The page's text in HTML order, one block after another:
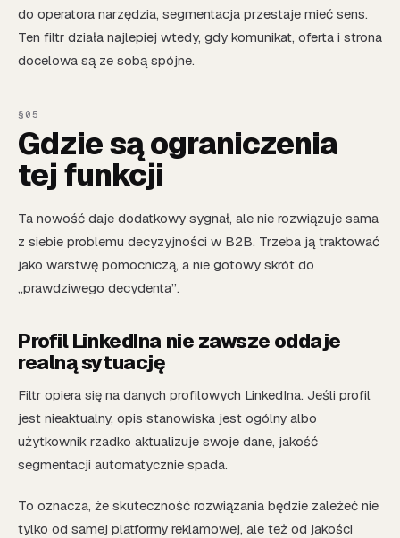
do operatora narzędzia, segmentacja przestaje mieć sens.
Ten filtr działa najlepiej wtedy, gdy komunikat, oferta i strona
docelowa są ze sobą spójne.
Gdzie są ograniczenia
tej funkcji
Ta nowość daje dodatkowy sygnał, ale nie rozwiązuje sama
z siebie problemu decyzyjności w B2B. Trzeba ją traktować
jako warstwę pomocniczą, a nie gotowy skrót do
„prawdziwego decydenta”.
Profil LinkedIna nie zawsze oddaje
realną sytuację
Filtr opiera się na danych profilowych LinkedIna. Jeśli profil
jest nieaktualny, opis stanowiska jest ogólny albo
użytkownik rzadko aktualizuje swoje dane, jakość
segmentacji automatycznie spada.
To oznacza, że skuteczność rozwiązania będzie zależeć nie
tylko od samej platformy reklamowej, ale też od jakości